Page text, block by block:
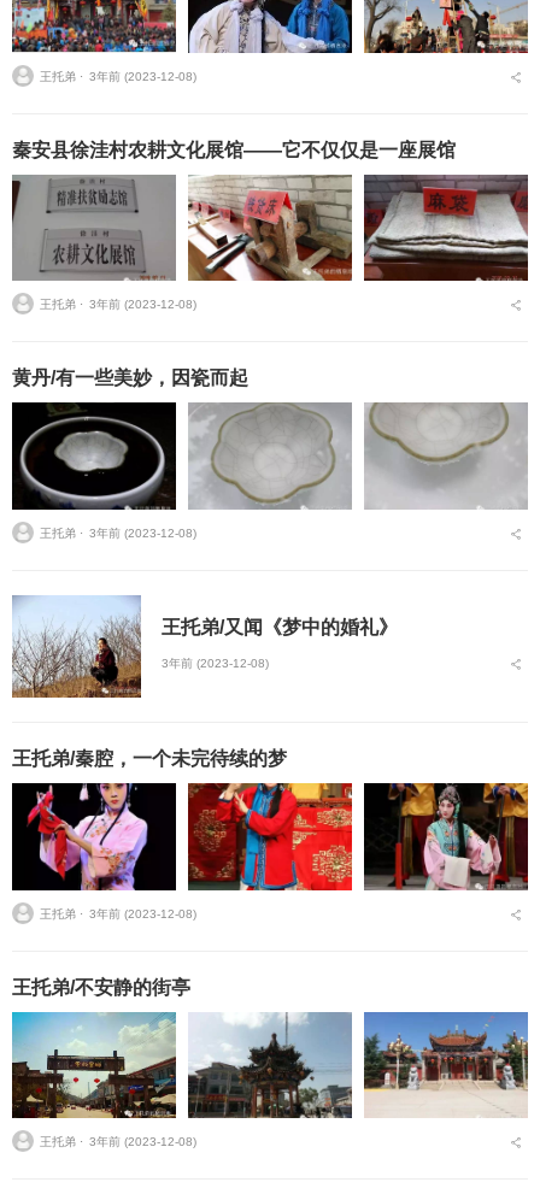
王托弟 ⋅ 3年前 (2023-12-08)
秦安县徐洼村农耕文化展馆——它不仅仅是一座展馆
王托弟 ⋅ 3年前 (2023-12-08)
黄丹/有一些美妙，因瓷而起
王托弟 ⋅ 3年前 (2023-12-08)
王托弟/又闻《梦中的婚礼》
3年前 (2023-12-08)
王托弟/秦腔，一个未完待续的梦
王托弟 ⋅ 3年前 (2023-12-08)
王托弟/不安静的街亭
王托弟 ⋅ 3年前 (2023-12-08)